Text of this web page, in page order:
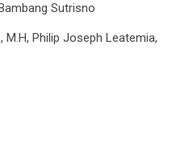
Sutrisno
M.H, Philip Joseph Leatemia,